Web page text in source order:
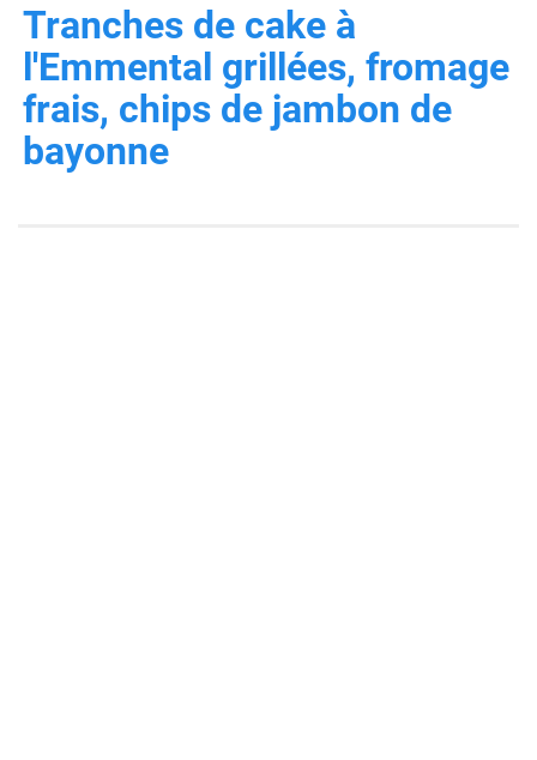
Tranches de cake à
l'Emmental grillées, fromage
frais, chips de jambon de
bayonne